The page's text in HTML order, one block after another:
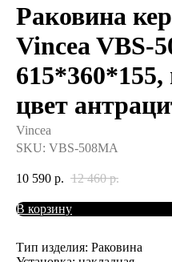
Раковина
Vincea VBS-
615*360*155,
цвет
Vincea
SKU: VBS-508MA
10 590 р. 12 460 р.
В корзину
Тип изделия: Раковина